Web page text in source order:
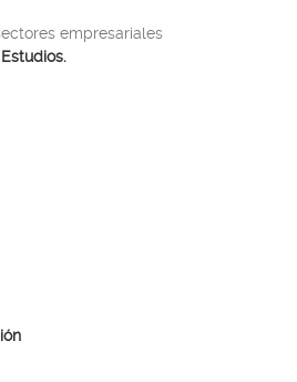
empresariales
.